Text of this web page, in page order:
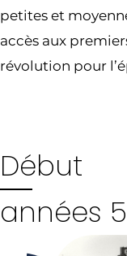
petites et
accès aux
révolution pour
Début
années